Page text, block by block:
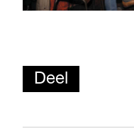
Deel